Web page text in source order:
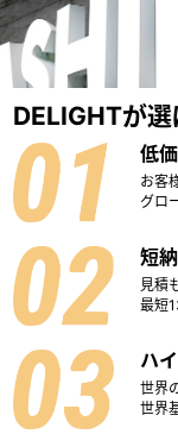
DELIGHTが
低
お客
グロ
短
見積
最短
ハ
世界
世界